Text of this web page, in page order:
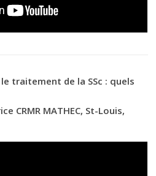
traitement de la SSc : quels
CRMR MATHEC, St-Louis,